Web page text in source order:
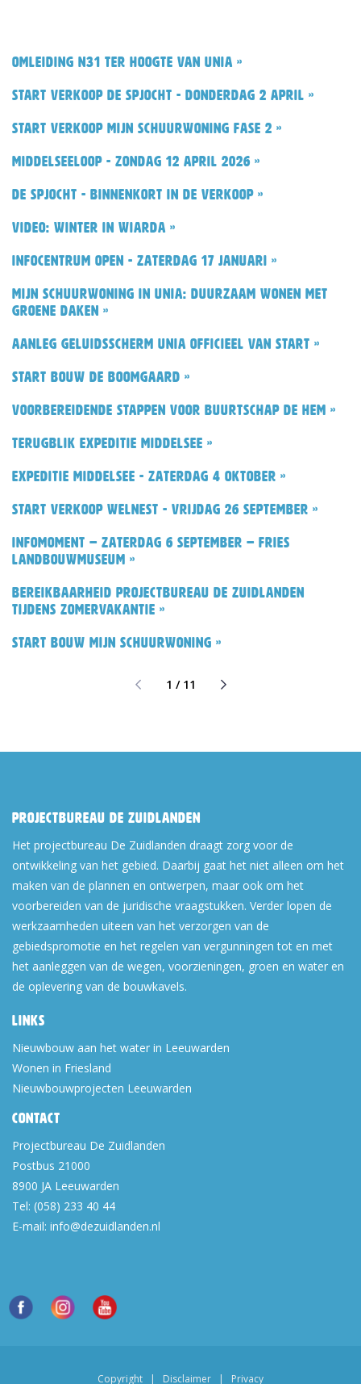
Omleiding N31 ter hoogte van Unia »
Start verkoop De Spjocht - donderdag 2 april »
Start verkoop Mijn Schuurwoning fase 2 »
Middelseeloop - zondag 12 april 2026 »
De Spjocht - binnenkort in de verkoop »
Video: Winter in Wiarda »
Infocentrum open - zaterdag 17 januari »
Mijn Schuurwoning in Unia: duurzaam wonen met
groene daken »
Aanleg geluidsscherm Unia officieel van start »
Start bouw De Boomgaard »
Voorbereidende stappen voor buurtschap De Hem »
Terugblik Expeditie Middelsee »
Expeditie Middelsee - zaterdag 4 oktober »
Start verkoop Welnest - vrijdag 26 september »
Infomoment – zaterdag 6 september – Fries
Landbouwmuseum »
Bereikbaarheid Projectbureau De Zuidlanden
tijdens zomervakantie »
Start bouw Mijn Schuurwoning »
1 / 11
Projectbureau De Zuidlanden
Het projectbureau De Zuidlanden draagt zorg voor de
ontwikkeling van het gebied. Daarbij gaat het niet alleen om het
maken van de plannen en ontwerpen, maar ook om het
voorbereiden van de juridische vraagstukken. Verder lopen de
werkzaamheden uiteen van het verzorgen van de
gebiedspromotie en het regelen van vergunningen tot en met
het aanleggen van de wegen, voorzieningen, groen en water en
de oplevering van de bouwkavels.
Links
Nieuwbouw aan het water in Leeuwarden
Wonen in Friesland
Nieuwbouwprojecten Leeuwarden
Contact
Projectbureau De Zuidlanden
Postbus 21000
8900 JA Leeuwarden
Tel: (058) 233 40 44
E-mail: info@dezuidlanden.nl
Copyright | Disclaimer | Privacy